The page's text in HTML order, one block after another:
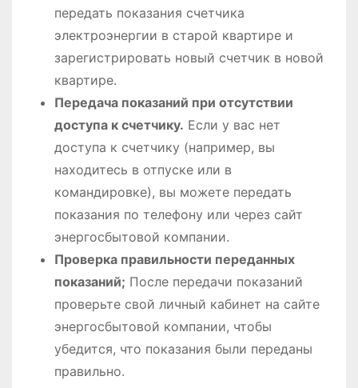
передать показания счетчика
электроэнергии в старой квартире и
зарегистрировать новый счетчик в новой
квартире.
Передача показаний при отсутствии
доступа к счетчику. Если у вас нет
доступа к счетчику (например, вы
находитесь в отпуске или в
командировке), вы можете передать
показания по телефону или через сайт
энергосбытовой компании.
Проверка правильности переданных
показаний; После передачи показаний
проверьте свой личный кабинет на сайте
энергосбытовой компании, чтобы
убедится, что показания были переданы
правильно.